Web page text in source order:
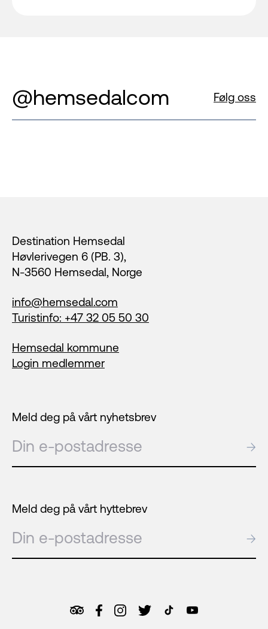
@hemsedalcom Følg oss
Destination Hemsedal
Høvlerivegen 6 (PB. 3),
N-3560 Hemsedal, Norge
info@hemsedal.com
Turistinfo: +47 32 05 50 30
Hemsedal kommune
Login medlemmer
Meld deg på vårt nyhetsbrev
E-post →
Meld deg på vårt hyttebrev
E-post →